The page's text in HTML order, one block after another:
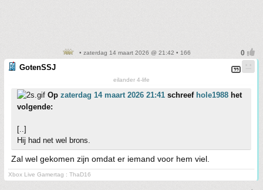
• zaterdag 14 maart 2026 @ 21:42 • 166
GotenSSJ
eilander 4-life
Op zaterdag 14 maart 2026 21:41 schreef hole1988 het
volgende:
[..]
Hij had net wel brons.
Zal wel gekomen zijn omdat er iemand voor hem viel.
Xbox Live Gamertag : ThaD16